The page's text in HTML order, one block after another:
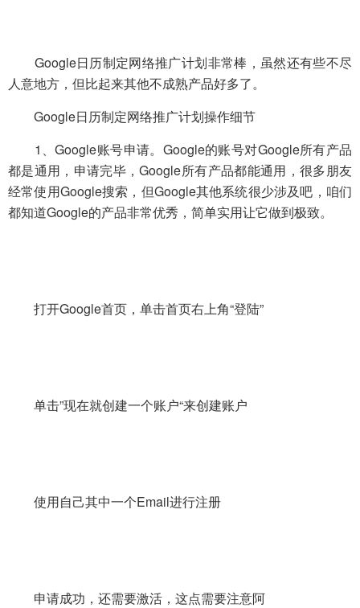
Google日历制定网络推广计划非常棒，虽然还有些不尽
人意地方，但比起来其他不成熟产品好多了。
Google日历制定网络推广计划操作细节
1、Google账号申请。Google的账号对Google所有产品
都是通用，申请完毕，Google所有产品都能通用，很多朋友
经常使用Google搜索，但Google其他系统很少涉及吧，咱们
都知道Google的产品非常优秀，简单实用让它做到极致。
打开Google首页，单击首页右上角“登陆”
单击”现在就创建一个账户“来创建账户
使用自己其中一个Email进行注册
申请成功，还需要激活，这点需要注意阿